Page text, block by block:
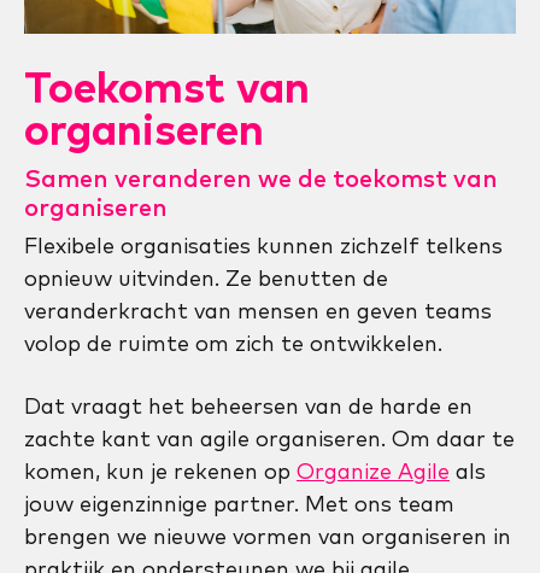
Toekomst van
organiseren
Samen veranderen we de toekomst van
organiseren
Flexibele organisaties kunnen zichzelf telkens
opnieuw uitvinden. Ze benutten de
veranderkracht van mensen en geven teams
volop de ruimte om zich te ontwikkelen.
Dat vraagt het beheersen van de harde en
zachte kant van agile organiseren. Om daar te
komen, kun je rekenen op Organize Agile als
jouw eigenzinnige partner. Met ons team
brengen we nieuwe vormen van organiseren in